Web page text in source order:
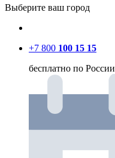
Выберите ваш город
+7 800 100 15 15
бесплатно по России